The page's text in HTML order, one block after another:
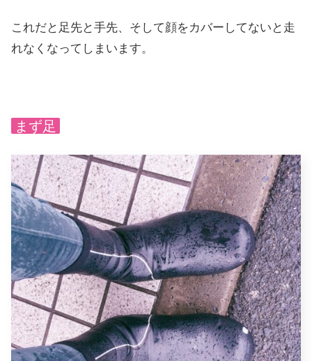
これだと足先と手先、そして顔をカバーしてないと走
れなくなってしまいます。
まず足